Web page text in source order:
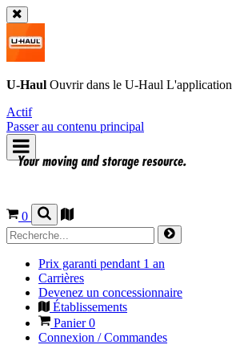
U-Haul Ouvrir dans le U-Haul L'application
Actif
Passer au contenu principal
0
Prix garanti pendant 1 an
Carrières
Devenez un concessionnaire
Établissements
Panier0
Connexion / Commandes